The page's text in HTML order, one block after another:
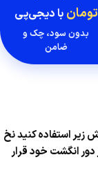
تومانبا دیجی‌پی
بدون سود، چک و
ضامن
زیر استفاده کنید نخ
دور انگشت خود قرار